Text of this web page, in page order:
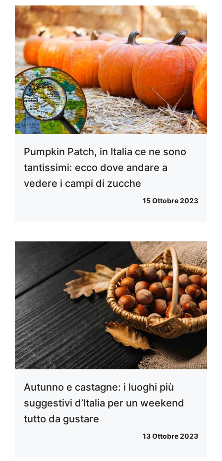
Pumpkin Patch, in Italia ce ne sono
tantissimi: ecco dove andare a
vedere i campi di zucche
15 Ottobre 2023
Autunno e castagne: i luoghi più
suggestivi d’Italia per un weekend
tutto da gustare
13 Ottobre 2023